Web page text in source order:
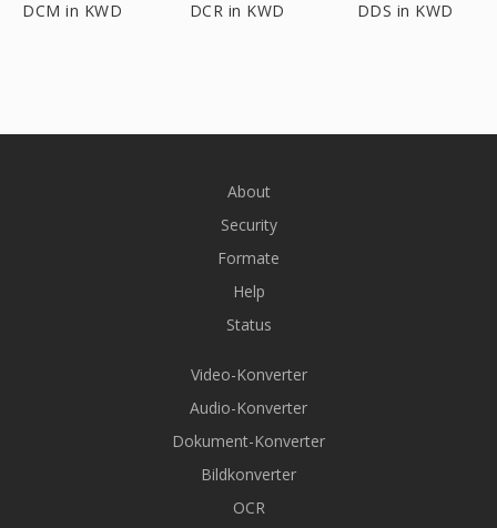
DCM in KWD DCR in KWD DDS in KWD
About
Security
Formate
Help
Status
Video-Konverter
Audio-Konverter
Dokument-Konverter
Bildkonverter
OCR